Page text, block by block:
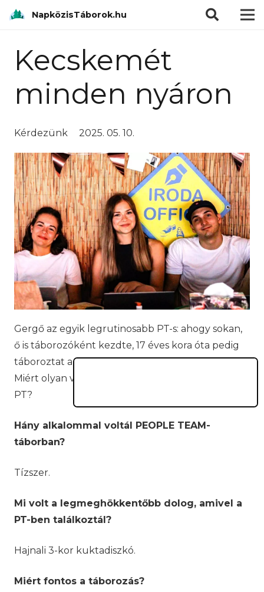
NapközisTáborok.hu
Kecskemét
minden nyáron
Kérdezünk 2025. 05. 10.
Gergő az egyik legrutinosabb PT-s: ahogy sokan,
ő is táborozóként kezdte, 17 éves kora óta pedig
táboroztat a PEOPLE TEAM nyári táborában.
Miért olyan vonzó a táboroztatás, Kecskemét és a
PT?
Hány alkalommal voltál PEOPLE TEAM-
táborban?
Tízszer.
Mi volt a legmeghökkentőbb dolog, amivel a
PT-ben találkoztál?
Hajnali 3-kor kuktadiszkó.
Miért fontos a táborozás?